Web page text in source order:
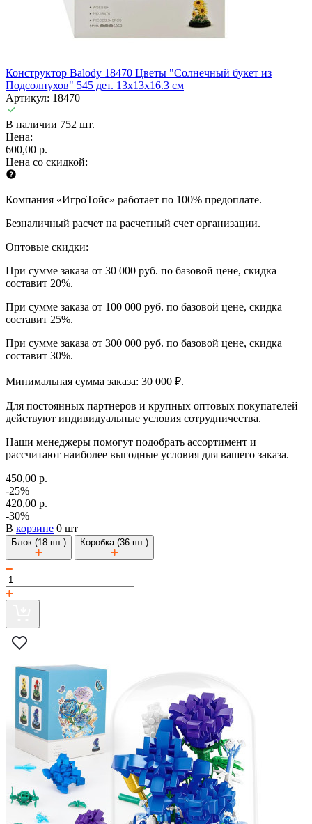
Конструктор Balody 18470 Цветы "Солнечный букет из
Подсолнухов" 545 дет. 13x13x16.3 см
Артикул: 18470
В наличии 752 шт.
Цена:
600,00 р.
Цена со скидкой:
Компания «ИгроТойс» работает по 100% предоплате.
Безналичный расчет на расчетный счет организации.
Оптовые скидки:
При сумме заказа от 30 000 руб. по базовой цене, скидка
составит 20%.
При сумме заказа от 100 000 руб. по базовой цене, скидка
составит 25%.
При сумме заказа от 300 000 руб. по базовой цене, скидка
составит 30%.
Минимальная сумма заказа: 30 000 ₽.
Для постоянных партнеров и крупных оптовых покупателей
действуют индивидуальные условия сотрудничества.
Наши менеджеры помогут подобрать ассортимент и
рассчитают наиболее выгодные условия для вашего заказа.
450,00 р.
-25%
420,00 р.
-30%
В корзине 0 шт
Блок (18 шт.) Коробка (36 шт.)